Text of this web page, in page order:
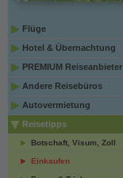
Flüge
Hotel & Übernachtung
PREMIUM Reiseanbieter
Andere Reisebüros
Autovermietung
Reisetipps
Botschaft, Visum, Zoll
Einkaufen